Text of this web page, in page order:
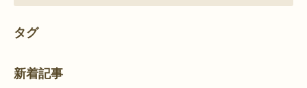
タグ
新着記事